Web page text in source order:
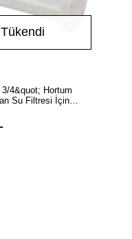
Tükendi
4&quot; Hortum
Su Filtresi İçin